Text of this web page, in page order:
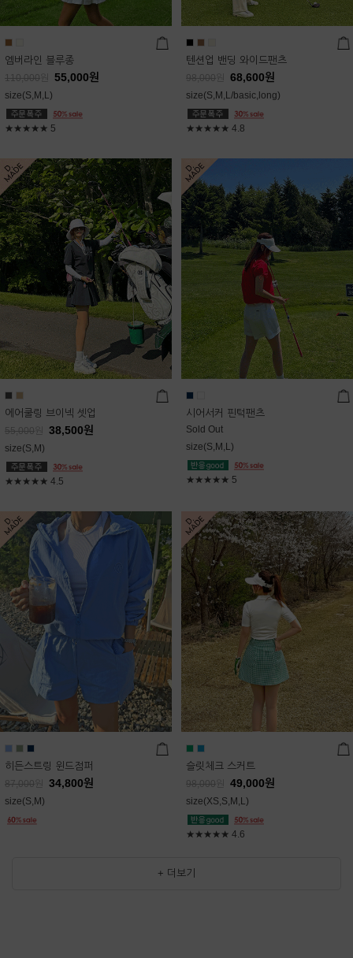
엠버라인 블루종
110,000 55,000원
size(S,M,L)
★★★★★ 5
텐션업 밴딩 와이드팬츠
98,000 68,600원
size(S,M,L/basic,long)
★★★★★ 4.8
에어쿨링 브이넥 셋업
55,000 38,500원
size(S,M)
★★★★★ 4.5
시어서커 핀턱팬츠
Sold Out
size(S,M,L)
★★★★★ 5
히든스트링 윈드점퍼
87,000 34,800원
size(S,M)
슬릿체크 스커트
98,000 49,000원
size(XS,S,M,L)
★★★★★ 4.6
+ 더보기